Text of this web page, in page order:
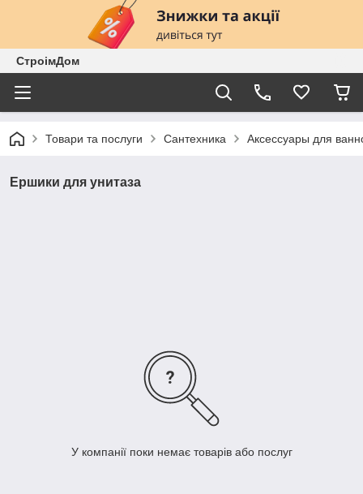
СтроімДом
Товари та послуги Сантехника Аксессуары для
Ершики для унитаза
У компанії поки немає товарів або послуг